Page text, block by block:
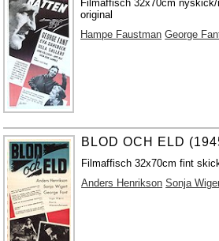
Filmaffisch 32x70cm nyskick/
original
Hampe Faustman George
BLOD OCH ELD
Filmaffisch 32x70cm fint
Anders Henrikson Sonja